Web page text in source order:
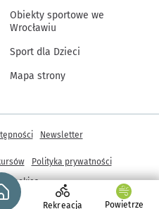
Strona główna - wroclaw.pl
Rekreacja Powietrze
Obiekty sportowe we
Wrocławiu
Sport dla Dzieci
Mapa strony
Newsletter
Polityka prywatności
cookies